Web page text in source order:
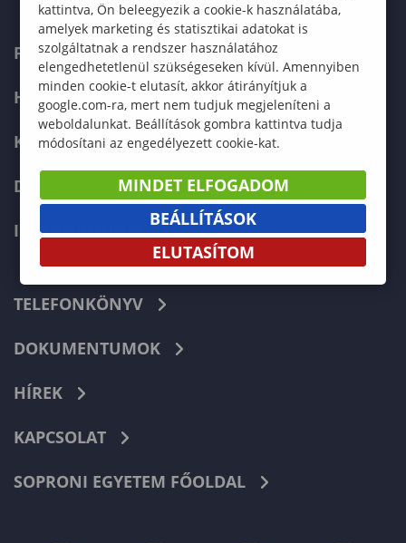
FELVÉTELIZŐKNEK
HALLGATÓKNAK
KÉPZÉSEK
DOKTORI ISKOLA
INTERNATIONAL
TELEFONKÖNYV
DOKUMENTUMOK
HÍREK
KAPCSOLAT
SOPRONI EGYETEM FŐOLDAL
kattintva, Ön beleegyezik a cookie-k használatába,
amelyek marketing és statisztikai adatokat is
szolgáltatnak a rendszer használatához
elengedhetetlenül szükségeseken kívül. Amennyiben
minden cookie-t elutasít, akkor átirányítjuk a
google.com-ra, mert nem tudjuk megjeleníteni a
weboldalunkat. Beállítások gombra kattintva tudja
módosítani az engedélyezett cookie-kat.
MINDET ELFOGADOM
BEÁLLÍTÁSOK
ELUTASÍTOM